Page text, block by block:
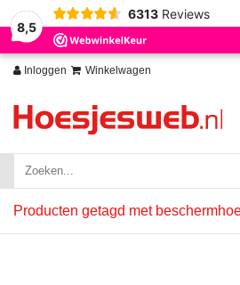
8,5
6313 Reviews
Inloggen Winkelwagen
Producten getagd met
Wij slaan cookies op om onze website te
Nee